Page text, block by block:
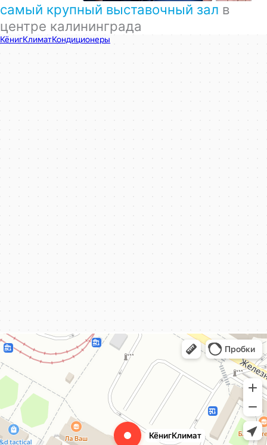
самый крупный выставочный зал в
центре калининграда
КёнигКлимат
Кондиционеры в Калининграде
КёнигКлимат
Кондиционеры в Калининграде
Установка кондиционеров в Калининграде